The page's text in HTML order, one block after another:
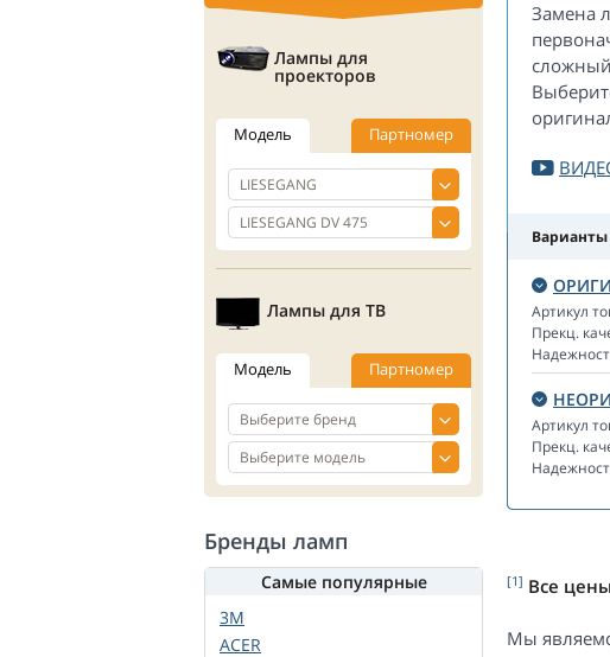
Замена
Артикул
Прекц.
Артикул
Прекц.
[1] Все
Мы
Лампы для
проекторов
Модель Партномер
Лампы для ТВ
Модель Партномер
Бренды ламп
Самые популярные
3M
ACER